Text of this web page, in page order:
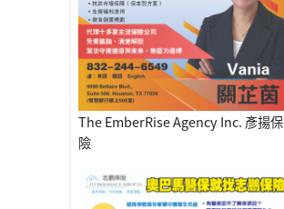
The EmberRise Agency Inc. 彥揚保
險